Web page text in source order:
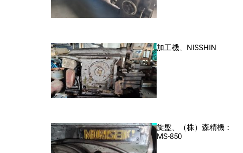
加工機、NISSHIN
旋盤、（株）森精機：
MS-850